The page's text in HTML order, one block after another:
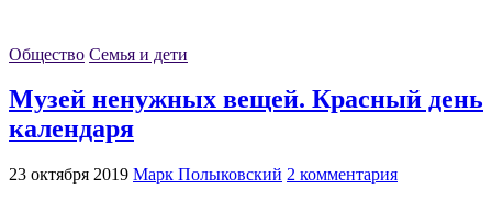
Общество Семья и дети
Музей ненужных вещей. Красный день
календаря
23 октября 2019 Марк Полыковский 2 комментария